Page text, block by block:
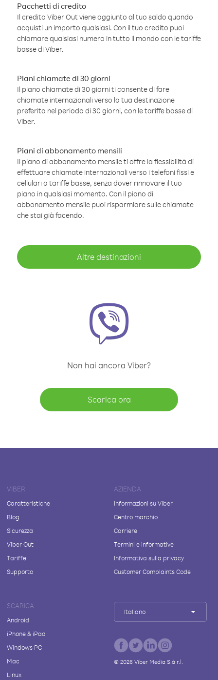
Pacchetti di credito
Il credito Viber Out viene aggiunto al tuo saldo quando
acquisti un importo qualsiasi. Con il tuo credito puoi
chiamare qualsiasi numero in tutto il mondo con le tariffe
basse di Viber.
Piani chiamate di 30 giorni
Il piano chiamate di 30 giorni ti consente di fare
chiamate internazionali verso la tua destinazione
preferita nel periodo di 30 giorni, con le tariffe basse di
Viber.
Piani di abbonamento mensili
Il piano di abbonamento mensile ti offre la flessibilità di
effettuare chiamate internazionali verso i telefoni fissi e
cellulari a tariffe basse, senza dover rinnovare il tuo
piano in qualsiasi momento. Con il piano di
abbonamento mensile puoi risparmiare sulle chiamate
che stai già facendo.
Altre destinazioni
Non hai ancora Viber?
Scarica ora
VIBER
Caratteristiche
Blog
Sicurezza
Viber Out
Tariffe
Supporto
AZIENDA
Informazioni su Viber
Centro marchio
Carriere
Termini e informative
Informativa sulla privacy
Customer Complaints Code
SCARICA
Android
iPhone & iPad
Windows PC
Mac
Linux
Italiano
© 2026Viber Media S.à r.l.